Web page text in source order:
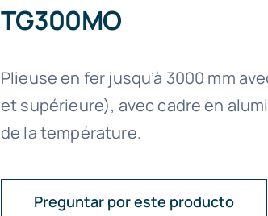
TG300MO
Plieuse en fer jusqu’à 3000 mm
et supérieure), avec cadre en
de la température.
Preguntar por este producto